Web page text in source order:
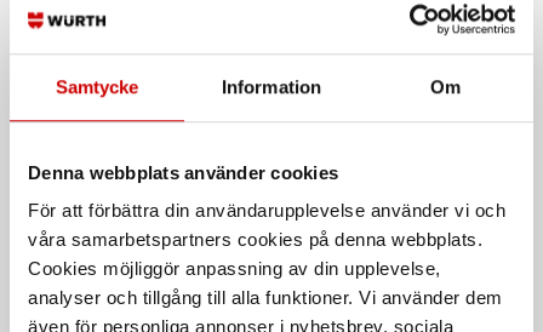
Samtycke Information Om
Denna webbplats använder cookies
För att förbättra din användarupplevelse använder vi och
våra samarbetspartners cookies på denna webbplats.
Cookies möjliggör anpassning av din upplevelse,
analyser och tillgång till alla funktioner. Vi använder dem
även för personliga annonser i nyhetsbrev, sociala
Kombitång
Räfflade käftar för optimalt grepp
Kombitång VDE
DIN 5746
ISO 5746
EN 60900